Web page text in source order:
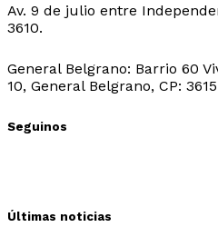
Av. 9 de julio entre
3610.
General Belgrano: Barrio 60
10, General Belgrano, CP:
Seguinos
Últimas noticias